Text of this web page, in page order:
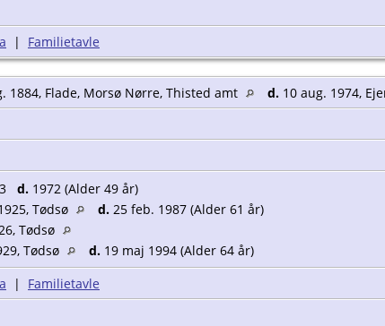
| Familietavle
1884, Flade, Morsø Nørre, Thisted amt d. 10 aug. 1974,
d. 1972 (Alder 49 år)
Tødsø d. 25 feb. 1987 (Alder 61 år)
Tødsø
Tødsø d. 19 maj 1994 (Alder 64 år)
| Familietavle